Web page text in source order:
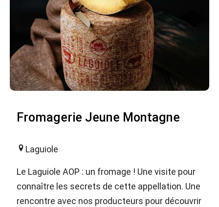
Fromagerie Jeune Montagne
Laguiole
Le Laguiole AOP : un fromage ! Une visite pour
connaître les secrets de cette appellation. Une
rencontre avec nos producteurs pour découvrir